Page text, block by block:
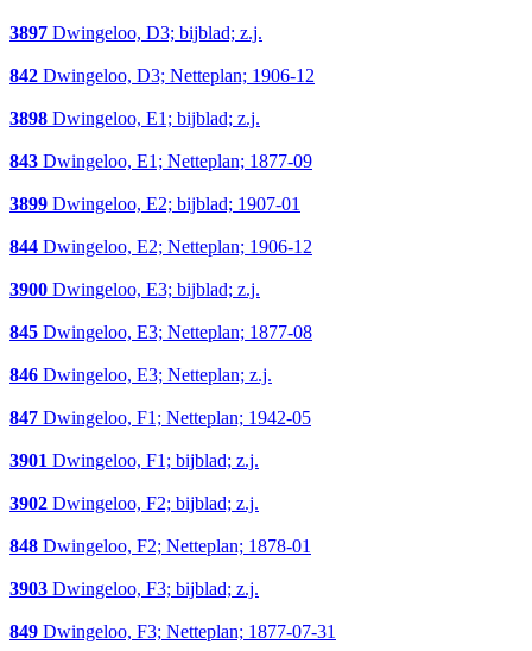
3897 Dwingeloo, D3; bijblad; z.j.
842 Dwingeloo, D3; Netteplan; 1906-12
3898 Dwingeloo, E1; bijblad; z.j.
843 Dwingeloo, E1; Netteplan; 1877-09
3899 Dwingeloo, E2; bijblad; 1907-01
844 Dwingeloo, E2; Netteplan; 1906-12
3900 Dwingeloo, E3; bijblad; z.j.
845 Dwingeloo, E3; Netteplan; 1877-08
846 Dwingeloo, E3; Netteplan; z.j.
847 Dwingeloo, F1; Netteplan; 1942-05
3901 Dwingeloo, F1; bijblad; z.j.
3902 Dwingeloo, F2; bijblad; z.j.
848 Dwingeloo, F2; Netteplan; 1878-01
3903 Dwingeloo, F3; bijblad; z.j.
849 Dwingeloo, F3; Netteplan; 1877-07-31